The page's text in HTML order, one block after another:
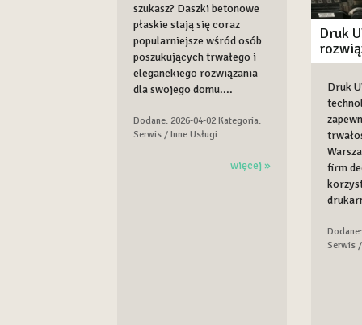
szukasz? Daszki betonowe
płaskie stają się coraz
popularniejsze wśród osób
poszukujących trwałego i
eleganckiego rozwiązania
dla swojego domu....
Dodane: 2026-04-02 Kategoria:
Serwis / Inne Usługi
więcej »
Druk
Druk
firm
Serwis